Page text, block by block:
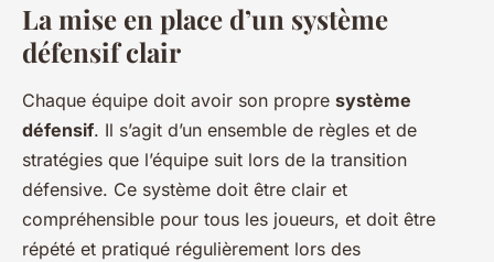
La mise en place d’un système
défensif clair
Chaque équipe doit avoir son propre système
défensif. Il s’agit d’un ensemble de règles et de
stratégies que l’équipe suit lors de la transition
défensive. Ce système doit être clair et
compréhensible pour tous les joueurs, et doit être
répété et pratiqué régulièrement lors des